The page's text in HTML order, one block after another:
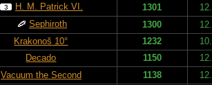
H. M. Patrick VI. 1301
Sephiroth 1300
Krakonoš 10° 1232
Decado 1150
Vacuum the Second 1138